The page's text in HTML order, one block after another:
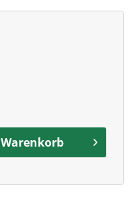
Warenkorb